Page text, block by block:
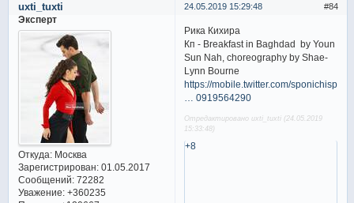
84
24.05.2019 15:29:48
uxti_tuxti
Эксперт
Откуда:Москва
Зарегистрирован: 01.05.2017
Сообщений:72282
Уважение: +360235
Рика Кихира
Кп - Breakfast in Baghdad by Youn
Sun Nah, choreography by Shae-
Lynn Bourne
https://mobile.twitter.com/sponichispor
… 0919564290
Отредактировано uxti_tuxti (24.05.2019
15:33:48)
+8